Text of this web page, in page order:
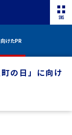
けたPR
の日」に向け